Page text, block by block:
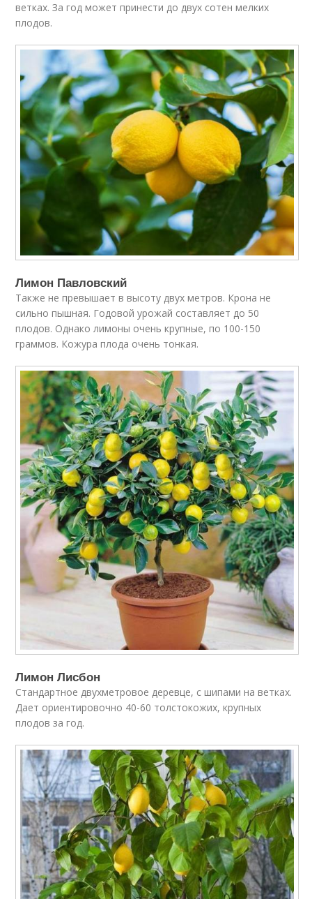
ветках. За год может принести до двух сотен мелких
плодов.
Лимон Павловский
Также не превышает в высоту двух метров. Крона не
сильно пышная. Годовой урожай составляет до 50
плодов. Однако лимоны очень крупные, по 100-150
граммов. Кожура плода очень тонкая.
Лимон Лисбон
Стандартное двухметровое деревце, с шипами на ветках.
Дает ориентировочно 40-60 толстокожих, крупных
плодов за год.